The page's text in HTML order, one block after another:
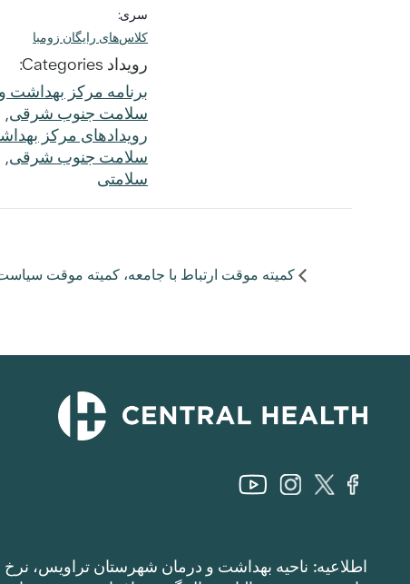
سری:
کلاس‌های رایگان زومبا
رویداد Categories:
برنامه مرکز بهداشت و
سلامت جنوب شرقی
رویدادهای مرکز
سلامت جنوب شرقی
سلامتی
کمیته موقت ارتباط با جامعه، کمیته موقت
اطلاعیه: ناحیه بهداشت و درمان شهرستان تراویس،